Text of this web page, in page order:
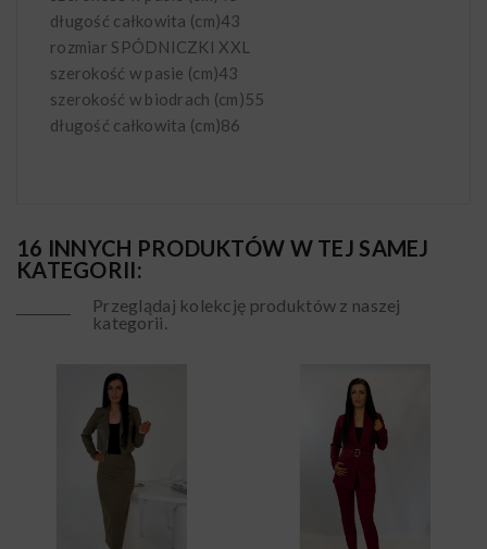
długość całkowita (cm)43
rozmiar SPÓDNICZKI XXL
szerokość w pasie (cm)43
szerokość w biodrach (cm)55
długość całkowita (cm)86
16 INNYCH PRODUKTÓW W TEJ SAMEJ
KATEGORII:
Przeglądaj kolekcję produktów z naszej
kategorii.